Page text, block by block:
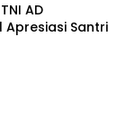
AD
Apresiasi Santri